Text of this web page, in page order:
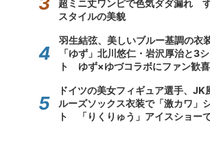
超ミニ丈ワンピで色気ダダ漏れ
スタイルの美貌
羽生結弦、美しいブルー基調の衣
「ゆず」北川悠仁・岩沢厚治と3
ト ゆず×ゆづコラボにファン歓喜
ドイツの美女フィギュア選手、JK
ルーズソックス衣装で「激カワ」
ト 「りくりゅう」アイスショー